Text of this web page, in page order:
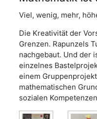
Viel, wenig, mehr,
Die Kreativität der
Grenzen. Rapunzels
nachgebaut. Und der
einzelnes
einem
mathematischen
sozialen